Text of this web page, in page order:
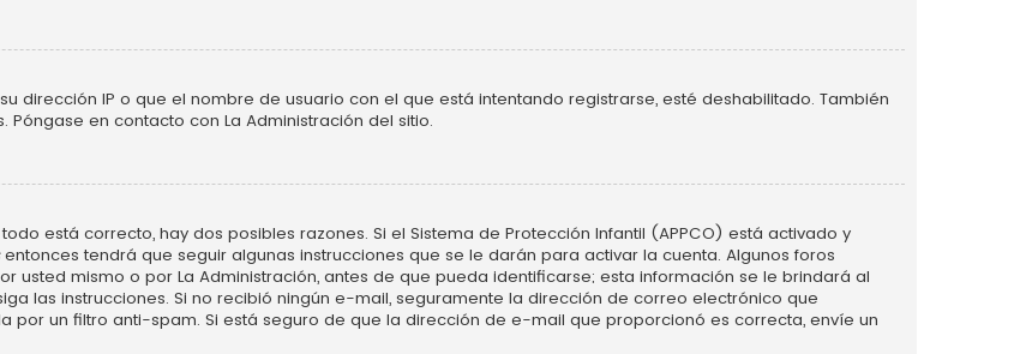
dirección IP o que el nombre de usuario con el que está intentando registrarse, esté deshabilitado. También
en contacto con La Administración del sitio.
está correcto, hay dos posibles razones. Si el Sistema de Protección Infantil (APPCO) está activado y
entonces tendrá que seguir algunas instrucciones que se le darán para activar la cuenta. Algunos foros
usted mismo o por La Administración, antes de que pueda identificarse; esta información se le brindará al
las instrucciones. Si no recibió ningún e-mail, seguramente la dirección de correo electrónico que
por un filtro anti-spam. Si está seguro de que la dirección de e-mail que proporcionó es correcta, envíe un